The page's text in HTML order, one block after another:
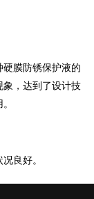
膜防锈保护液的
象，达到了设计技
良好。